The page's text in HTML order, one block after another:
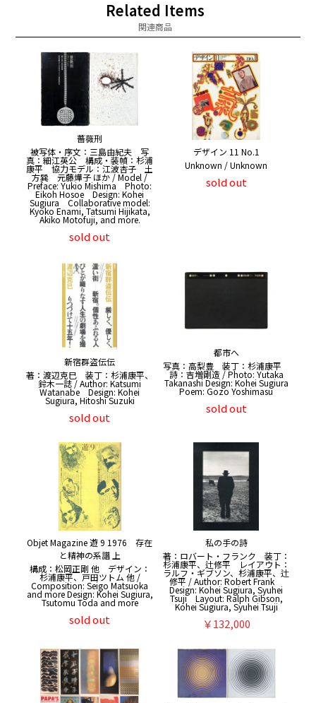
Related Items
関連商品
薔薇刑
被写体・序文：三島由紀夫 写
真：細江英公 構成・装幀：杉浦
康平 協力モデル：江波杏子 土
方巽 元藤燁子 ほか / Model /
Preface: Yukio Mishima Photo:
Eikoh Hosoe Design: Kohei
Sugiura Collaborative model:
Kyoko Enami, Tatsumi Hijikata,
Akiko Motofuji, and more.
sold out
デザイン 11 No.1
Unknown / Unknown
sold out
新宿群盗伝伝
著：渡辺克巳 装丁：杉浦康平、
鈴木一誌 / Author: Katsumi
Watanabe Design: Kohei
Sugiura, Hitoshi Suzuki
sold out
都市へ
写真：高梨豊 装丁：杉浦康平
詩：吉増剛造 / Photo: Yutaka
Takanashi Design: Kohei Sugiura
Poem: Gozo Yoshimasu
sold out
Objet Magazine 遊 9 1976 存在
と精神の系譜 上
構成：松岡正剛 他 デザイン：
杉浦康平、戸田ツトム 他 /
Composition: Seigo Matsuoka
and more Design: Kohei Sugiura,
Tsutomu Toda and more
sold out
私の手の詩
著：ロバート・フランク 装丁：
杉浦康平、辻修平 レイアウト：
ラルフ・ギブソン、杉浦康平、辻
修平 / Author: Robert Frank
Design: Kohei Sugiura, Syuhei
Tsuji Layout: Ralph Gibson,
Kohei Sugiura, Syuhei Tsuji
￥132,000